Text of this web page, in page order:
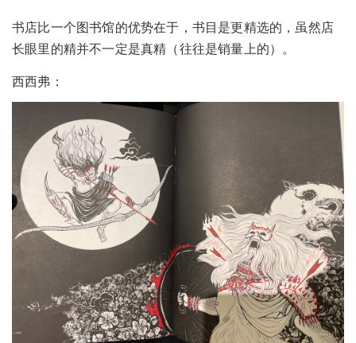
书店比一个图书馆的优势在于，书目是更精选的，虽然店
长眼里的精并不一定是真精（往往是销量上的）。
西西弗：